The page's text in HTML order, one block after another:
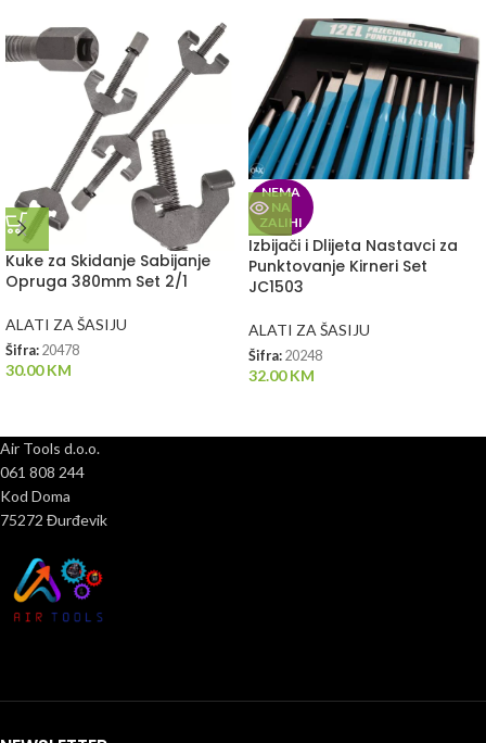
Kuke za Skidanje Sabijanje
Opruga 380mm Set 2/1
ALATI ZA ŠASIJU
Šifra: 20478
30.00KM
NEMA
NA
ZALIHI
Izbijači i Dlijeta Nastavci za
Punktovanje Kirneri Set
JC1503
ALATI ZA ŠASIJU
Šifra: 20248
32.00KM
Air Tools d.o.o.
061 808 244
Kod Doma
75272 Đurđevik